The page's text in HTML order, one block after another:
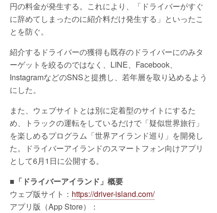
円の料金が発生する。これにより、「ドライバーがすぐ
に辞めてしまったのに紹介料だけ発生する」といったこ
とを防ぐ。
紹介するドライバーの獲得も既存のドライバーにのみタ
ーゲットを絞るのではなく、LINE、Facebook、
InstagramなどのSNSと提携し、若年層を取り込めるよう
にした。
また、ウェブサイトとは別に定着型のサイトにするた
め、トラックの運転をしているだけで「疑似世界旅行」
を楽しめるプログラム「世界アイランド巡り」を開発し
た。ドライバーアイランドのスマートフォン向けアプリ
として6月1日に公開する。
■「ドライバーアイランド」概要
ウェブ版サイト： https://driver-island.com/
アプリ版（App Store）：